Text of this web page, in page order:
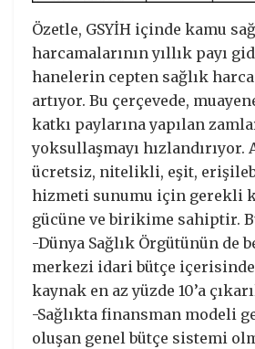
Özetle, GSYİH içinde kamu
harcamalarının yıllık payı
hanelerin cepten sağlık
artıyor. Bu çerçevede,
katkı paylarına yapılan
yoksullaşmayı
ücretsiz, nitelikli, eşit,
hizmeti sunumu için gerekli
gücüne ve birikime sahiptir.
-Dünya Sağlık Örgütünün de
merkezi idari bütçe içerisinde
kaynak en az yüzde 10’a
-Sağlıkta finansman modeli
oluşan genel bütçe sistemi